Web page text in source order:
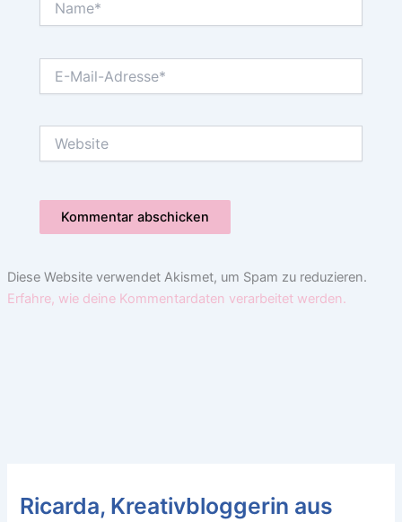
Mail-
Diese Website verwendet Akismet, um Spam zu reduzieren.
Erfahre, wie deine Kommentardaten verarbeitet werden.
Ricarda, Kreativbloggerin aus